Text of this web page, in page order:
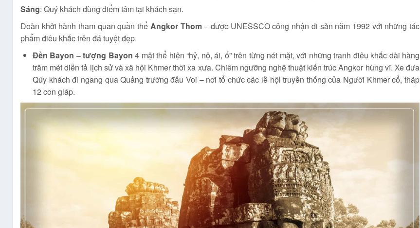
Sáng: Quý khách dùng điểm tâm tại khách sạn.
Đoàn khởi hành tham quan quần thể Angkor Thom– được UNESSCO công nhận di sản năm 1992 với những tác
phẩm điêu khắc trên đá tuyệt đẹp.
Đền Bayon – tượng Bayon 4 mặt thể hiện “hỷ, nộ, ái, ố” trên từng nét mặt, với những tranh điêu khắc dài hàng
trăm mét diễn tả lịch sử và xã hội Khmer thời xa xưa. Chiêm ngưỡng nghệ thuật kiến trúc Angkor hùng vĩ. Xe đưa
Qúy khách đi ngang qua Quảng trường đấu Voi – nơi tổ chức các lễ hội truyền thống của Người Khmer cổ, tháp
12 con giáp.